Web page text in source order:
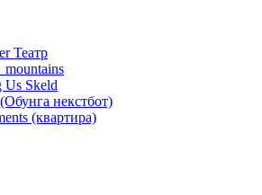
Театр
Us Skeld
некстбот)
(квартира)